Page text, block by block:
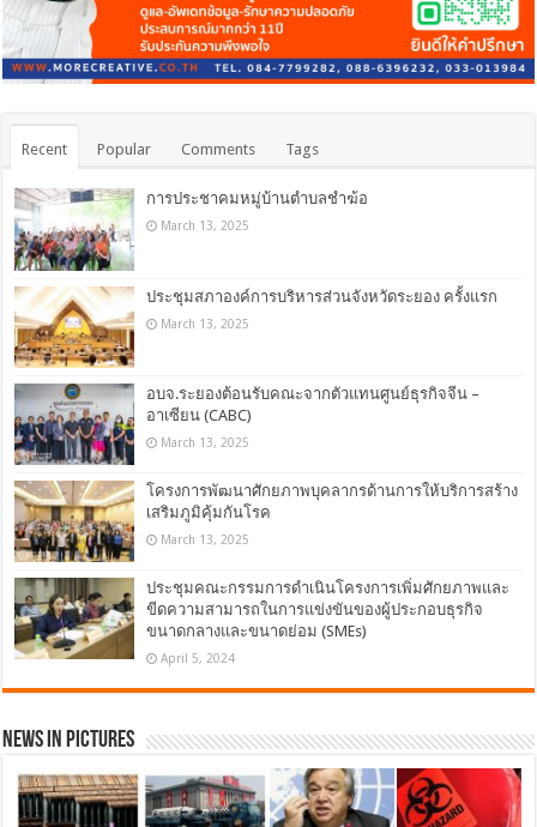
Recent Popular Comments Tags
การประชาคมหมู่บ้านตำบลชำฆ้อ
March 13, 2025
ประชุมสภาองค์การบริหารส่วนจังหวัดระยอง ครั้งแรก
March 13, 2025
อบจ.ระยองต้อนรับคณะจากตัวแทนศูนย์ธุรกิจจีน –
อาเซียน (CABC)
March 13, 2025
โครงการพัฒนาศักยภาพบุคลากรด้านการให้บริการสร้าง
เสริมภูมิคุ้มกันโรค
March 13, 2025
ประชุมคณะกรรมการดำเนินโครงการเพิ่มศักยภาพและ
ขีดความสามารถในการแข่งขันของผู้ประกอบธุรกิจ
ขนาดกลางและขนาดย่อม (SMEs)
April 5, 2024
News in Pictures